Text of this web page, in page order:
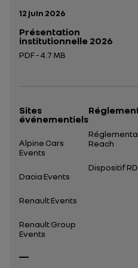
Date de publication:
12 juin 2026
Présentation
institutionnelle 2026
PDF - 4.7 MB
Sites
événementiels
Alpine Cars
Events
Dacia Events
Renault Events
Renault Group
Events
Reach
Dispositif